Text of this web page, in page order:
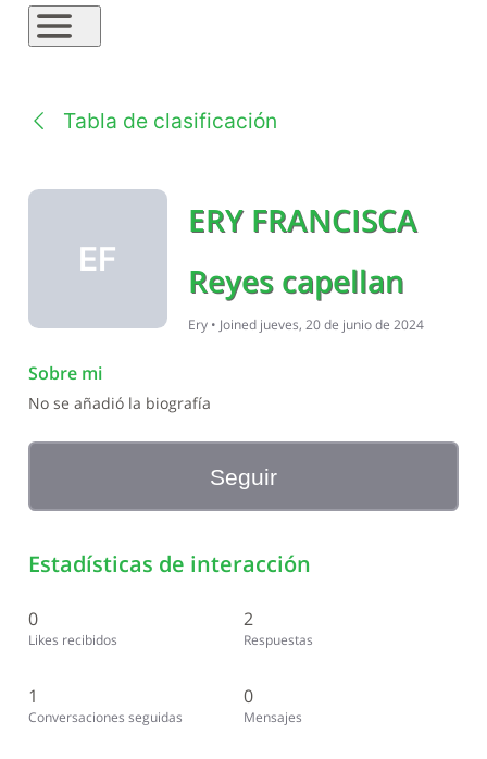
Tabla de clasificación
EF
ERY FRANCISCA
Reyes capellan
Ery • Joined jueves, 20 de junio de 2024
Sobre mi
No se añadió la biografía
Seguir
Estadísticas de interacción
0
Likes recibidos
2
Respuestas
1
Conversaciones seguidas
0
Mensajes